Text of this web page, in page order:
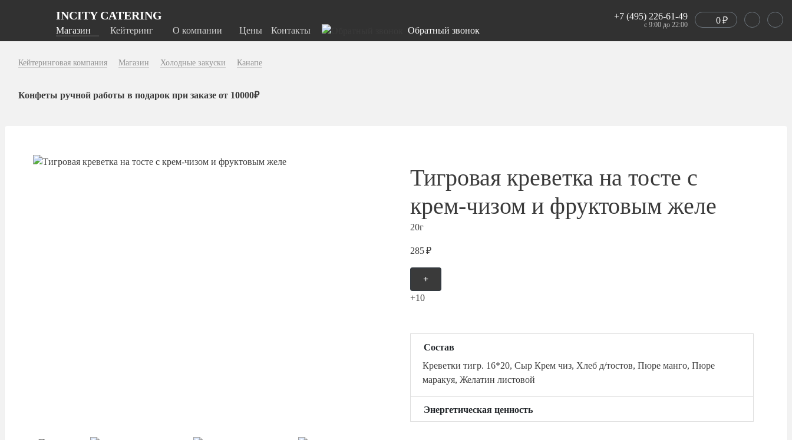
INCITY CATERING
Магазин Кейтеринг О компании Цены Контакты Обратный звонок
+7 (495) 226-61-49
с 9:00 до 22:00 0₽
Кейтеринговая компания Магазин Холодные закуски Канапе
Конфеты ручной работы в подарок при заказе от 10000₽
Тигровая креветка на тосте с
крем-чизом и фруктовым желе
20г
285 ₽
+
+10
Состав
Креветки тигр. 16*20, Сыр Крем чиз, Хлеб д/тостов, Пюре манго, Пюре
маракуя, Желатин листовой
Энергетическая ценность